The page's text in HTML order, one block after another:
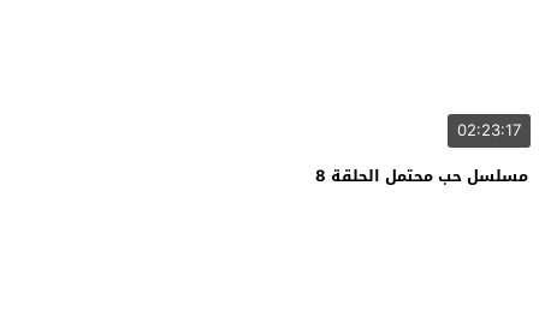
02:23:17
مسلسل حب محتمل الحلقة 8